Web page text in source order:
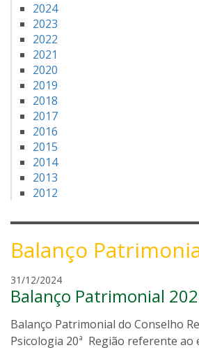
2024
2023
2022
2021
2020
2019
2018
2017
2016
2015
2014
2013
2012
Balanço
31/12/2024m
a
o
e
Balanço Patrimonial
Balanço Patrimonial do Conselho
Psicologia 20ª Região referente ao